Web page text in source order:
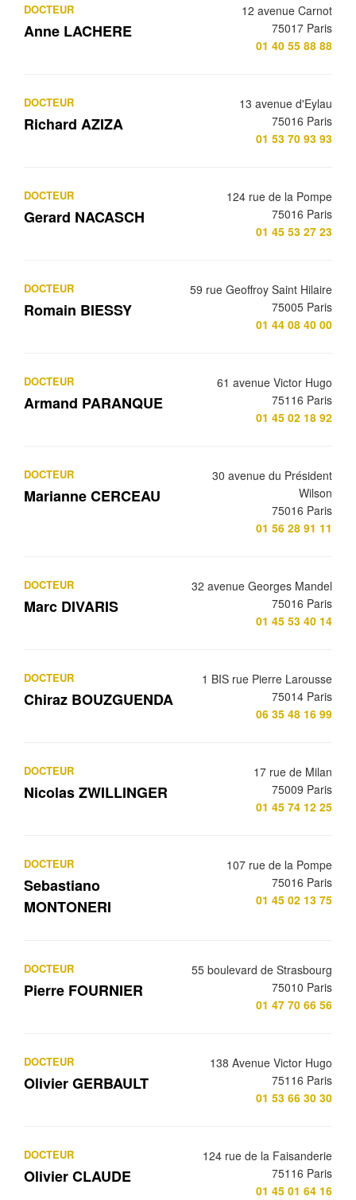
DOCTEUR
Anne LACHERE
12 avenue Carnot
75017 Paris
01 40 55 88 88
DOCTEUR
Richard AZIZA
13 avenue d'Eylau
75016 Paris
01 53 70 93 93
DOCTEUR
Gerard NACASCH
124 rue de la Pompe
75016 Paris
01 45 53 27 23
DOCTEUR
Romain BIESSY
59 rue Geoffroy Saint Hilaire
75005 Paris
01 44 08 40 00
DOCTEUR
Armand PARANQUE
61 avenue Victor Hugo
75116 Paris
01 45 02 18 92
DOCTEUR
Marianne CERCEAU
30 avenue du Président
Wilson
75016 Paris
01 56 28 91 11
DOCTEUR
Marc DIVARIS
32 avenue Georges Mandel
75016 Paris
01 45 53 40 14
DOCTEUR
Chiraz BOUZGUENDA
1 BIS rue Pierre Larousse
75014 Paris
06 35 48 16 99
DOCTEUR
Nicolas ZWILLINGER
17 rue de Milan
75009 Paris
01 45 74 12 25
DOCTEUR
Sebastiano
MONTONERI
107 rue de la Pompe
75016 Paris
01 45 02 13 75
DOCTEUR
Pierre FOURNIER
55 boulevard de Strasbourg
75010 Paris
01 47 70 66 56
DOCTEUR
Olivier GERBAULT
138 Avenue Victor Hugo
75116 Paris
01 53 66 30 30
DOCTEUR
Olivier CLAUDE
124 rue de la Faisanderie
75116 Paris
01 45 01 64 16